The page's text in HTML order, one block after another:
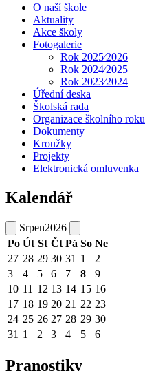
O naší škole
Aktuality
Akce školy
Fotogalerie
Rok 2025⁄2026
Rok 2024⁄2025
Rok 2023⁄2024
Úřední deska
Školská rada
Organizace školního roku
Dokumenty
Kroužky
Projekty
Elektronická omluvenka
Kalendář
Srpen2026
Po Út St Čt Pá So Ne
27 28 29 30 31 1
2
3
4 5 6 7 8
9
10 11 12 13 14 15 16
17 18 19 20 21 22 23
24 25 26 27 28 29 30
31 1 2 3 4 5 6
Pranostiky